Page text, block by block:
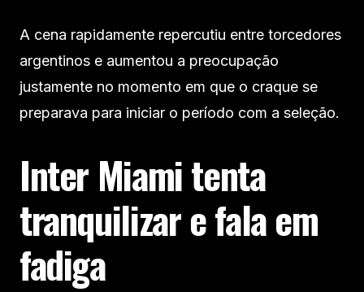
A cena rapidamente repercutiu entre torcedores
argentinos e aumentou a preocupação
justamente no momento em que o craque se
preparava para iniciar o período com a seleção.
Inter Miami tenta
tranquilizar e fala em
fadiga